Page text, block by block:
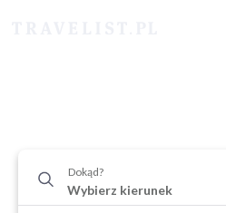
Dokąd?